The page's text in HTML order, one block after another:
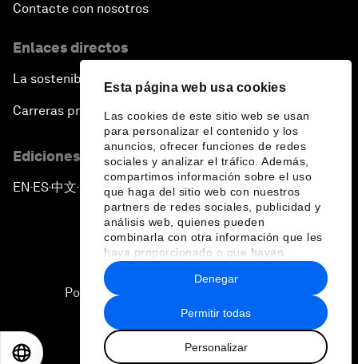
Esta página web usa cookies
Las cookies de este sitio web se usan
para personalizar el contenido y los
anuncios, ofrecer funciones de redes
sociales y analizar el tráfico. Además,
compartimos información sobre el uso
que haga del sitio web con nuestros
partners de redes sociales, publicidad y
análisis web, quienes pueden
combinarla con otra información que les
haya proporcionado o que hayan
recopilado a partir del uso que haya
hecho de sus servicios.
Permitir todas
Personalizar
Denegar
Contacte con nosotros
Enlaces directos
La sostenibilidad en el Foro
Carreras profesionales
Ediciones en otros idiomas
EN ▪ES▪中文▪ 日本語
Política de privacidad y normas de uso
Sitemap
2026 Foro Económico Mundial